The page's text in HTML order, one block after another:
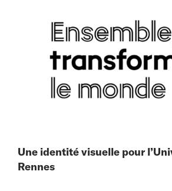
Une identité visuelle pour
Rennes